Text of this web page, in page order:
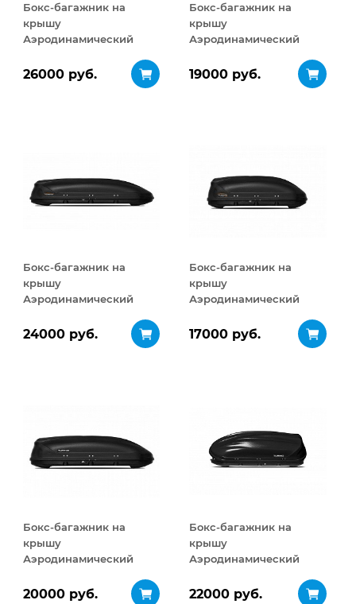
Бокс-багажник на
крышу
Аэродинамический
ДВУСТОРОННЕЕ
26000 руб.
Бокс-багажник на
крышу
Аэродинамический
ДВУСТОРОННЕЕ
19000 руб.
Бокс-багажник на
крышу
Аэродинамический
24000 руб.
Бокс-багажник на
крышу
Аэродинамический
17000 руб.
Бокс-багажник на
крышу
Аэродинамический
20000 руб.
Бокс-багажник на
крышу
Аэродинамический
ДВУСТОРОННЕЕ
22000 руб.